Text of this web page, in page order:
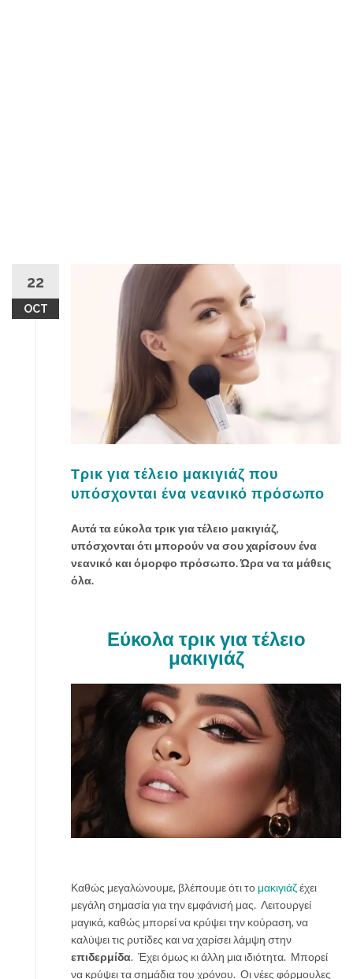
22
OCT
Τρικ για τέλειο μακιγιάζ που
υπόσχονται ένα νεανικό πρόσωπο
Αυτά τα εύκολα τρικ για τέλειο μακιγιάζ,
υπόσχονται ότι μπορούν να σου χαρίσουν ένα
νεανικό και όμορφο πρόσωπο. Ώρα να τα μάθεις
όλα.
Εύκολα τρικ για τέλειο
μακιγιάζ
Καθώς μεγαλώνουμε, βλέπουμε ότι το μακιγιάζέχει
μεγάλη σημασία για την εμφάνισή μας. Λειτουργεί
μαγικά, καθώς μπορεί να κρύψει την κούραση, να
καλύψει τις ρυτίδες και να χαρίσει λάμψη στην
επιδερμίδα. Έχει όμως κι άλλη μια ιδιότητα. Μπορεί
να κρύψει τα σημάδια του χρόνου. Οι νέες φόρμουλες